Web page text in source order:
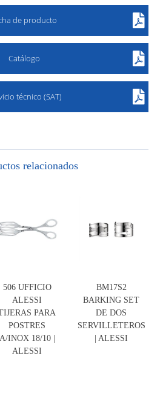
de producto
Catálogo
técnico (SAT)
relacionados
506 UFFICIO
ALESSI
PARA
POSTRES
A/INOX 18/10 |
ALESSI
BM17S2
BARKING SET
DE DOS
SERVILLETEROS
| ALESSI